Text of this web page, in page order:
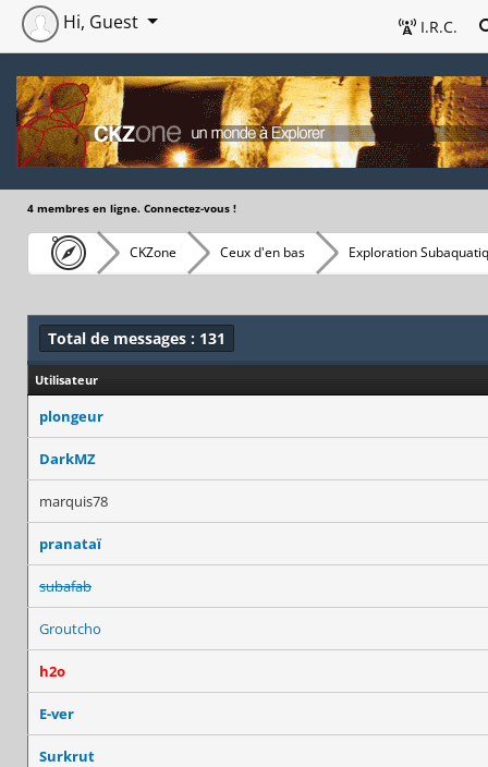
I.R.C.
Hi, Guest
4 membres en ligne. Connectez-vous !
CKZone Ceux d'en bas Exploration
Total de messages : 131
Utilisateur
plongeur
DarkMZ
marquis78
pranataï
subafab
Groutcho
h2o
E-ver
Surkrut